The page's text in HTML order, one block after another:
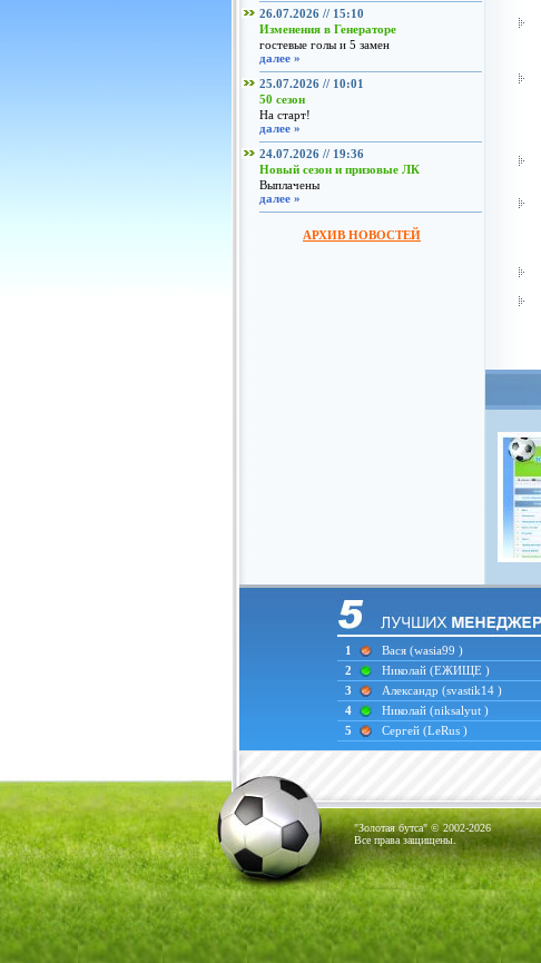
26.07.2026 // 15:10
Изменения в Генераторе
гостевые голы и 5 замен
далее »
25.07.2026 // 10:01
50 сезон
На старт!
далее »
24.07.2026 // 19:36
Новый сезон и призовые ЛК
Выплачены
далее »
АРХИВ НОВОСТЕЙ
1 Вася (wasia99 )
2
Николай (ЕЖИЩЕ )
3
Александр (svastik14 )
4
Николай (niksalyut )
5
Сергей (LeRus )
"Золотая бутса" © 2002-2026
Все права защищены.